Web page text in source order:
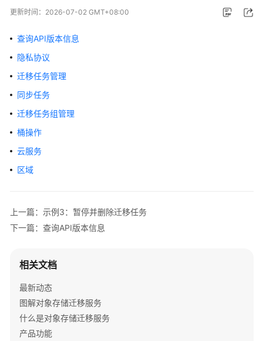
新
态
产
品
绍
速
入
门
指
南
佳
实
API
参
更新时间： 2026-07-02 GMT+08:00
查询API版本信息
隐私协议
迁移任务管理
同步任务
迁移任务组管理
桶操作
云服务
区域
上一篇：示例3：暂停并删除迁移任务
下一篇：查询API版本信息
相关文档
最新动态
图解对象存储迁移服务
什么是对象存储迁移服务
产品功能